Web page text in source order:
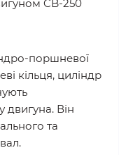
CB-250
поршневої
кільця, циліндр
двигуна. Він
та